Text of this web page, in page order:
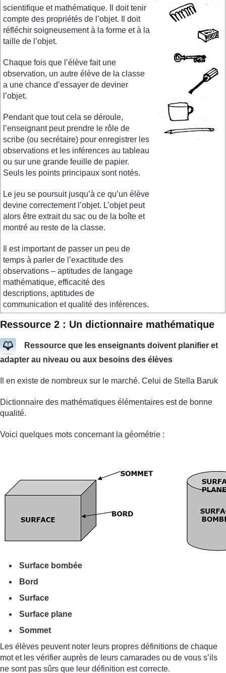
scientifique et mathématique. Il doit tenir
compte des propriétés de l’objet. Il doit
réfléchir soigneusement à la forme et à la
taille de l’objet.
Chaque fois que l’élève fait une
observation, un autre élève de la classe
a une chance d’essayer de deviner
l’objet.
Pendant que tout cela se déroule,
l’enseignant peut prendre le rôle de
scribe (ou secrétaire) pour enregistrer les
observations et les inférences au tableau
ou sur une grande feuille de papier.
Seuls les points principaux sont notés.
Le jeu se poursuit jusqu’à ce qu’un élève
devine correctement l’objet. L’objet peut
alors être extrait du sac ou de la boîte et
montré au reste de la classe.
Il est important de passer un peu de
temps à parler de l’exactitude des
observations – aptitudes de langage
mathématique, efficacité des
descriptions, aptitudes de
communication et qualité des inférences.
Ressource 2 : Un dictionnaire mathématique
Ressource que les enseignants doivent planifier et
adapter au niveau ou aux besoins des élèves
Il en existe de nombreux sur le marché. Celui de Stella Baruk
Dictionnaire des mathématiques élémentaires est de bonne
qualité.
Voici quelques mots concernant la géométrie :
Surface bombée
Bord
Surface
Surface plane
Sommet
Les élèves peuvent noter leurs propres définitions de chaque
mot et les vérifier auprès de leurs camarades ou de vous s’ils
ne sont pas sûrs que leur définition est correcte.